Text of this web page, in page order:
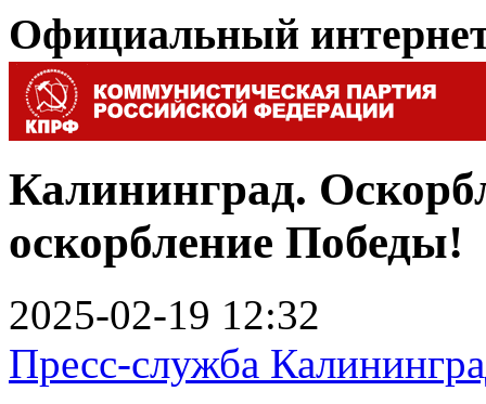
Официальный
Калининград.
оскорбление Победы!
2025-02-19 12:32
Пресс-служба